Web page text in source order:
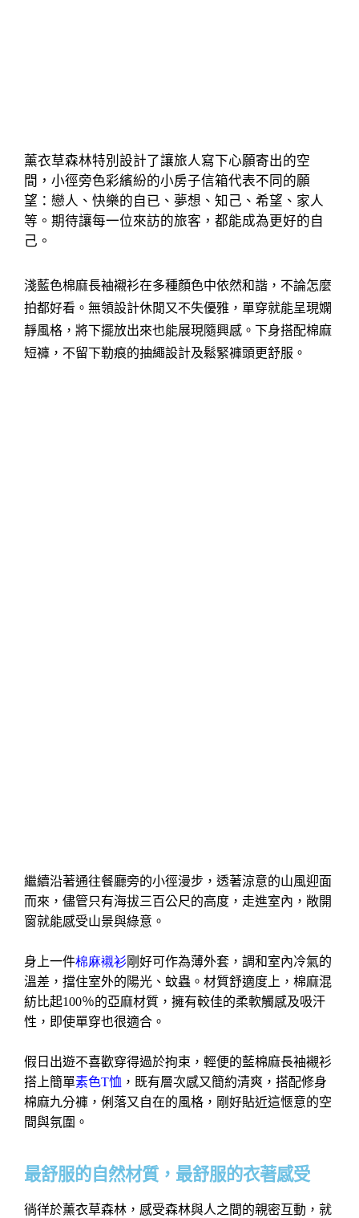
薰衣草森林特別設計了讓旅人寫下心願寄出的空
間，小徑旁色彩繽紛的小房子信箱代表不同的願
望：戀人、快樂的自已、夢想、知己、希望、家人
等。期待讓每一位來訪的旅客，都能成為更好的自
己。
淺藍色棉麻長袖襯衫在多種顏色中依然和諧，不論怎麼
拍都好看。無領設計休閒又不失優雅，單穿就能呈現嫻
靜風格，將下擺放出來也能展現隨興感。下身搭配棉麻
短褲，不留下勒痕的抽繩設計及鬆緊褲頭更舒服。
繼續沿著通往餐廳旁的小徑漫步，透著涼意的山風迎面
而來，儘管只有海拔三百公尺的高度，走進室內，敞開
窗就能感受山景與綠意。
身上一件棉麻襯衫剛好可作為薄外套，調和室內冷氣的
溫差，擋住室外的陽光、蚊蟲。材質舒適度上，棉麻混
紡比起100％的亞麻材質，擁有較佳的柔軟觸感及吸汗
性，即使單穿也很適合。
假日出遊不喜歡穿得過於拘束，輕便的藍棉麻長袖襯衫
搭上簡單素色T恤 ，既有層次感又簡約清爽，搭配修身
棉麻九分褲，俐落又自在的風格，剛好貼近這愜意的空
間與氛圍。
最舒服的自然材質，最舒服的衣著感受
徜徉於薰衣草森林，感受森林與人之間的親密互動，就